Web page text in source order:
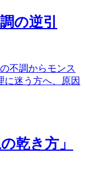
の逆引
不調からモンス
に迷う方へ、原因
乾き方」